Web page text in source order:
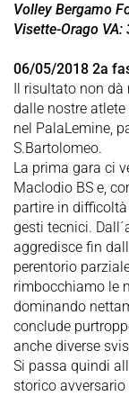
Volley Bergamo
Visette-Orago
06/05/2018 2a
Il risultato non
dalle nostre
nel PalaLemine,
S.Bartolomeo.
La prima gara ci
Maclodio BS e,
partire in
gesti tecnici.
aggredisce fin
perentorio
rimbocchiamo le
dominando
conclude
anche diverse
Si passa quindi
storico